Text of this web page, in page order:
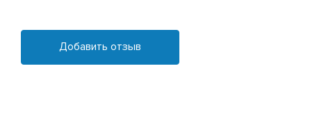
Добавить отзыв